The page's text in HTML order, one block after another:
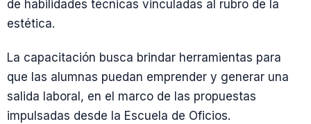
de habilidades técnicas vinculadas al rubro de la
estética.
La capacitación busca brindar herramientas para
que las alumnas puedan emprender y generar una
salida laboral, en el marco de las propuestas
impulsadas desde la Escuela de Oficios.